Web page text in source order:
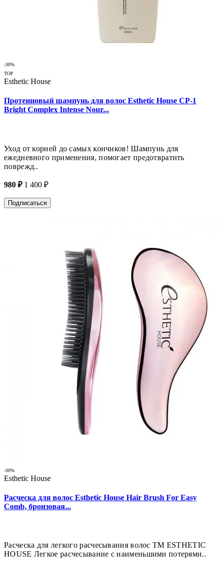
-30%
TOP
Esthetic House
Протеиновый шампунь для волос Esthetic House CP-1
Bright Complex Intense Nour...
Уход от корней до самых кончиков! Шампунь для
ежедневного применения, помогает предотвратить
поврежд..
980 ₽ 1 400 ₽
Подписаться
-30%
Esthetic House
Расческа для волос Esthetic House Hair Brush For Easy
Comb, бронзовая...
Расческа для легкого расчесывания волос ТМ ESTHETIC
HOUSE Легкое расчесывание с наименьшими потерями..